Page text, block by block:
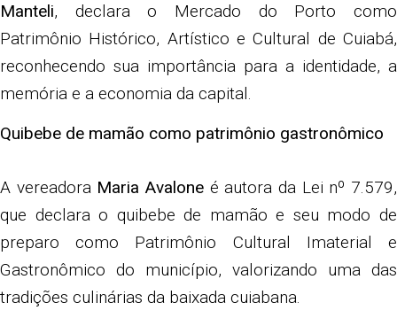
Manteli, declara o Mercado do Porto como
Patrimônio Histórico, Artístico e Cultural de Cuiabá,
reconhecendo sua importância para a identidade, a
memória e a economia da capital.
Quibebe de mamão como patrimônio gastronômico
A vereadora Maria Avalone é autora da Lei nº 7.579,
que declara o quibebe de mamão e seu modo de
preparo como Patrimônio Cultural Imaterial e
Gastronômico do município, valorizando uma das
tradições culinárias da baixada cuiabana.